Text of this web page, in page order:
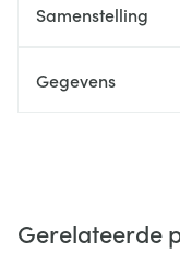
Samenstelling
Gegevens
Gerelateerde